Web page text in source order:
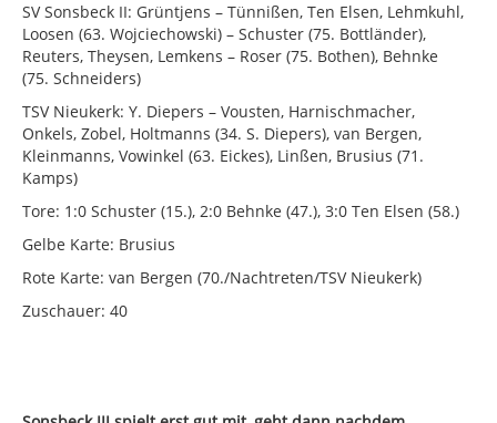
SV Sonsbeck II: Grüntjens – Tünnißen, Ten Elsen, Lehmkuhl,
Loosen (63. Wojciechowski) – Schuster (75. Bottländer),
Reuters, Theysen, Lemkens – Roser (75. Bothen), Behnke
(75. Schneiders)
TSV Nieukerk: Y. Diepers – Vousten, Harnischmacher,
Onkels, Zobel, Holtmanns (34. S. Diepers), van Bergen,
Kleinmanns, Vowinkel (63. Eickes), Linßen, Brusius (71.
Kamps)
Tore: 1:0 Schuster (15.), 2:0 Behnke (47.), 3:0 Ten Elsen (58.)
Gelbe Karte: Brusius
Rote Karte: van Bergen (70./Nachtreten/TSV Nieukerk)
Zuschauer: 40